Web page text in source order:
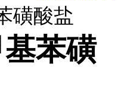
磺酸盐
苯磺